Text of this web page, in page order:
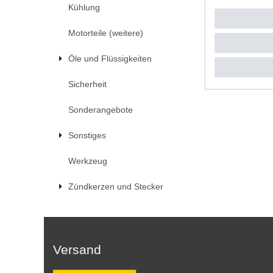
Kühlung
Motorteile (weitere)
Öle und Flüssigkeiten
Sicherheit
Sonderangebote
Sonstiges
Werkzeug
Zündkerzen und Stecker
UVP
*inkl.
Versand